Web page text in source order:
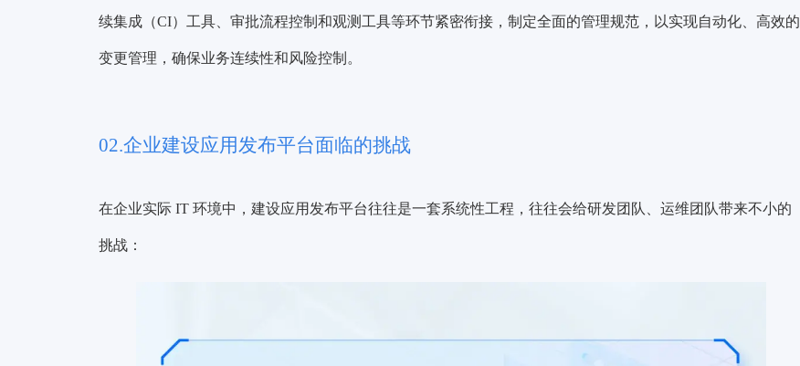
续集成（CI）工具、审批流程控制和观测工具等环节紧密衔接，制定全面的管理规范，以实现自动化、高效的
变更管理，确保业务连续性和风险控制。
02.企业建设应用发布平台面临的挑战
在企业实际 IT 环境中，建设应用发布平台往往是一套系统性工程，往往会给研发团队、运维团队带来不小的
挑战：